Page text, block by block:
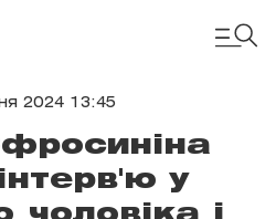
2024 13:45
у